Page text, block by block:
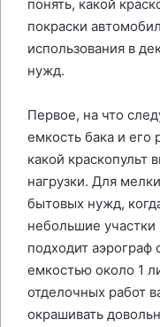
понять, какой
покраски
использования в
нужд.
Первое, на что
емкость бака и его
какой краскопульт
нагрузки. Для
бытовых нужд,
небольшие
подходит
емкостью около 1
отделочных работ
окрашивать